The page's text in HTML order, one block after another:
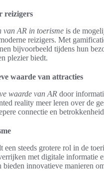
reizigers
van AR in toerisme is de
reizigers. Met
bijvoorbeeld tijdens hun
plezier biedt.
waarde van attracties
waarde van AR door
reality meer leren over de
connectie en
steeds grotere rol in de
met digitale informatie
innovatieve manieren